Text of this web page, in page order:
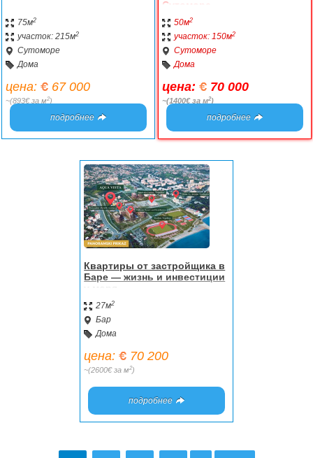
75м2
участок: 215м2
Сутоморе
Дома
цена: 67 000
~(893€ за м2)
подробнее
Сутоморе.
50м2
участок: 150м2
Сутоморе
Дома
цена: 70 000
~(1400€ за м2)
подробнее
Квартиры от застройщика в
Баре — жизнь и инвестиции
27м2
Бар
Дома
цена: 70 200
~(2600€ за м2)
подробнее